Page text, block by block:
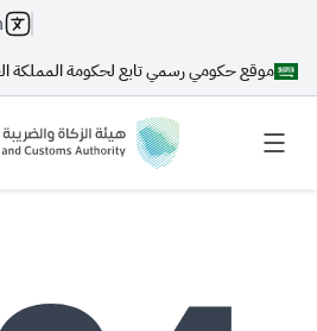
موقع حكومي رسمي تابع لحكومة المملكة